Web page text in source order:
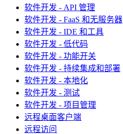
软件开发 - API 管理
软件开发 - FaaS 和无服务器
软件开发 - IDE 和工具
软件开发 - 低代码
软件开发 - 功能开关
软件开发 - 持续集成和部署
软件开发 - 本地化
软件开发 - 测试
软件开发 - 项目管理
远程桌面客户端
远程访问